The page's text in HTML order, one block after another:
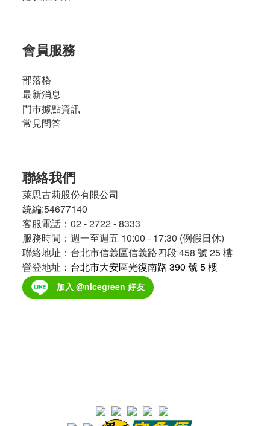
會員服務
部落格
最新消息
門市據點資訊
常見問答
聯絡我們
萊思古莉股份有限公司
統編:54677140
客服電話：02 - 2722 - 8333
服務時間：週一至週五 10:00 - 17:30 (例假日休)
聯絡地址：台北市信義區信義路四段 458 號 25 樓
營登地址 ：台北市大安區光復南路 390 號 5 樓
加入 @nicegreen 好友